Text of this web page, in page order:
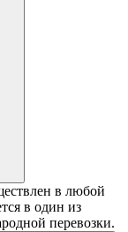
в любой
в один из
перевозки.